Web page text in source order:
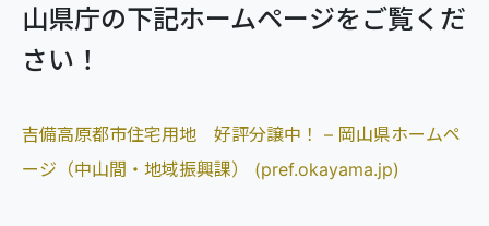
山県庁の下記ホームページをご覧くだ
さい！
吉備高原都市住宅用地 好評分譲中！ – 岡山県ホームペ
ージ（中山間・地域振興課） (pref.okayama.jp)